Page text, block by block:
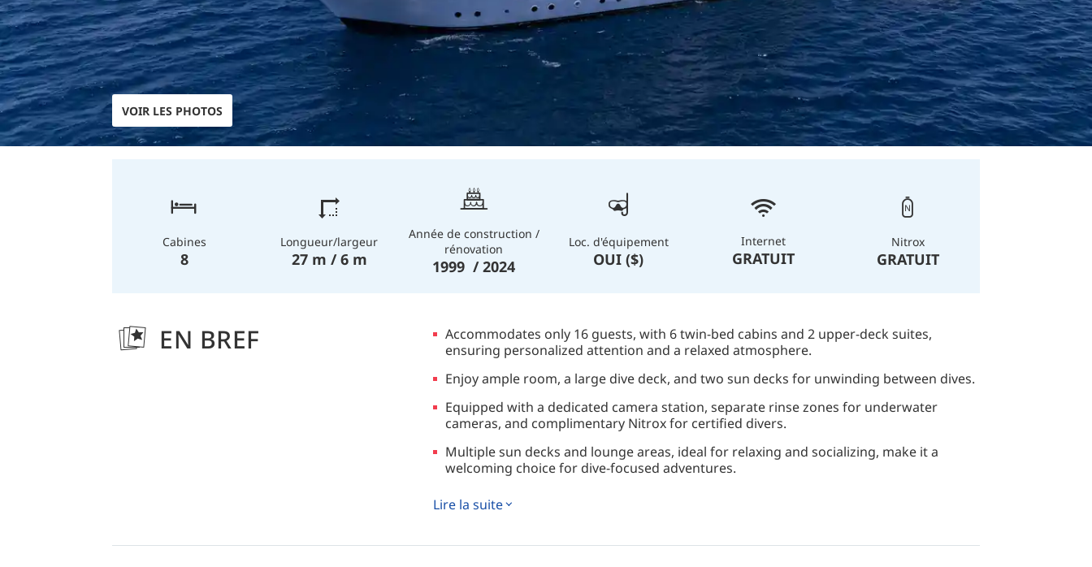
VOIR LES PHOTOS
Cabines
8
Longueur/largeur
27 m / 6 m
Année de construction /
rénovation
1999 / 2024
Loc. d'équipement
OUI ($)
Internet
GRATUIT
Nitrox
GRATUIT
EN BREF
Accommodates only 16 guests, with 6 twin-bed cabins and 2 upper-deck suites,
ensuring personalized attention and a relaxed atmosphere.
Enjoy ample room, a large dive deck, and two sun decks for unwinding between dives.
Equipped with a dedicated camera station, separate rinse zones for underwater
cameras, and complimentary Nitrox for certified divers.
Multiple sun decks and lounge areas, ideal for relaxing and socializing, make it a
welcoming choice for dive-focused adventures.
✅ Certified by Egypt’s CDWS (Chamber of Diving and Water Sports) and fully compliant
with legal and safety standards.
Lire la suite